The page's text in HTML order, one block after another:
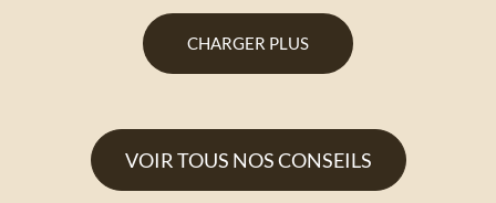
CHARGER PLUS
VOIR TOUS NOS CONSEILS